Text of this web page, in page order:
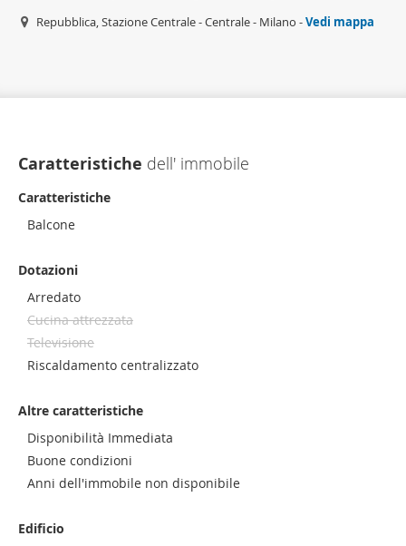
Repubblica, Stazione Centrale - Centrale - Milano -Vedi mappa
Caratteristiche dell' immobile
Caratteristiche
Balcone
Dotazioni
Arredato
Cucina attrezzata
Televisione
Riscaldamento centralizzato
Altre caratteristiche
Disponibilità Immediata
Buone condizioni
Anni dell'immobile non disponibile
Edificio